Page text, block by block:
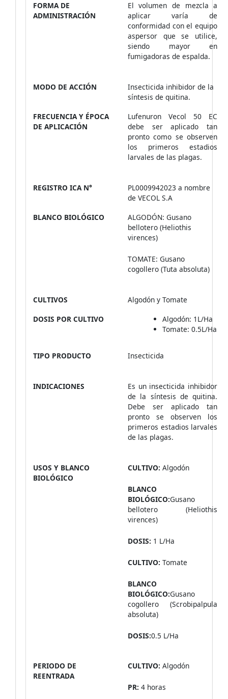
FORMA DE
ADMINISTRACIÓN
El volumen de mezcla a
aplicar varía de
conformidad con el equipo
aspersor que se utilice,
siendo mayor en
fumigadoras de espalda.
MODO DE ACCIÓN
Insecticida inhibidor de la
síntesis de quitina.
FRECUENCIA Y ÉPOCA
DE APLICACIÓN
Lufenuron Vecol 50 EC
debe ser aplicado tan
pronto como se observen
los primeros estadios
larvales de las plagas.
REGISTRO ICA N°
PL0009942023 a nombre
de VECOL S.A
BLANCO BIOLÓGICO
ALGODÓN: Gusano
bellotero (Heliothis
virences)
TOMATE: Gusano
cogollero (Tuta absoluta)
CULTIVOS
Algodón y Tomate
DOSIS POR CULTIVO
Algodón: 1L/Ha
Tomate: 0.5L/Ha
TIPO PRODUCTO Insecticida
INDICACIONES
Es un insecticida inhibidor
de la síntesis de quitina.
Debe ser aplicado tan
pronto se observen los
primeros estadios larvales
de las plagas.
USOS Y BLANCO
BIOLÓGICO
CULTIVO: Algodón
BLANCO
BIOLÓGICO:Gusano
bellotero (Heliothis
virences)
DOSIS: 1 L/Ha
CULTIVO: Tomate
BLANCO
BIOLÓGICO:Gusano
cogollero (Scrobipalpula
absoluta)
DOSIS:0.5 L/Ha
PERIODO DE
REENTRADA
CULTIVO: Algodón
PR: 4 horas